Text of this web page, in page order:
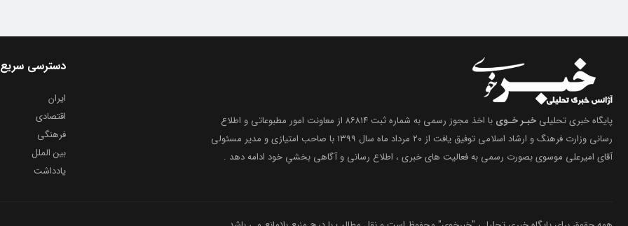
پایگاه خبری تحلیلی خبـر خـوی
با اخذ مجوز رسمی به شماره ثبت ۸۶۸۱۴ از معاونت امور مطبوعاتی و اطلاع
رسانی وزارت فرهنگ و ارشاد اسلامی توفیق یافت از ۲۰ مرداد ماه سال ۱۳۹۹ با صاحب امتیازی و مدیر مسئولی
آقای امیرعلی موسوی بصورت رسمی به فعالیت های خبری ، اطلاع رسانی و آگاهی بخشیِ خود ادامه دهد .
دسترسی سریع
ایران
اقتصادی
فرهنگی
بین الملل
یادداشت